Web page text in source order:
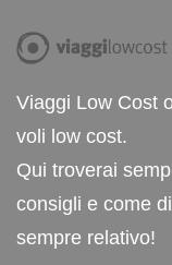
Viaggi Low Cost
voli low cost.
Qui troverai
consigli e come
sempre relativo!